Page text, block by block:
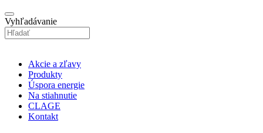
Vyhľadávanie
Akcie a zľavy
Produkty
Úspora energie
Na stiahnutie
CLAGE
Kontakt